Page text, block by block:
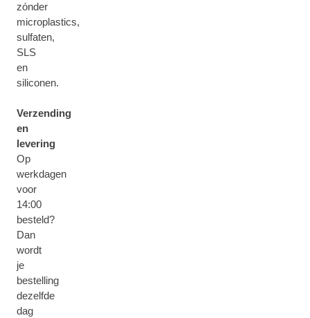
zónder
microplastics,
sulfaten,
SLS
en
siliconen.
Verzending
en
levering
Op
werkdagen
voor
14:00
besteld?
Dan
wordt
je
bestelling
dezelfde
dag